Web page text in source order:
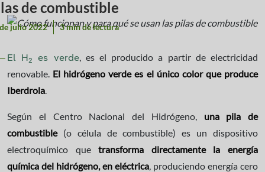
de combustible
julio 2022 3 min de lectura
El H2 es verde, es el producido a partir de electricidad
renovable. El hidrógeno verde es el único color que produce
Iberdrola.
Según el Centro Nacional del Hidrógeno, una pila de
combustible(o célula de combustible) es un dispositivo
electroquímico quetransforma directamente la energía
química del hidrógeno, en eléctrica, produciendo energía cero